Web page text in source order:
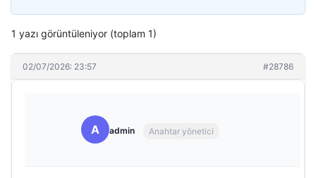
1 yazı görüntüleniyor (toplam 1)
02/07/2026: 23:57 #28786
A admin Anahtar yönetici